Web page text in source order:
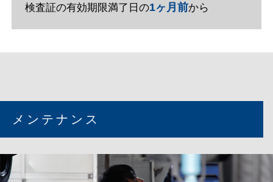
検査証の有効期限満了日の1ヶ月前から
メンテナンス